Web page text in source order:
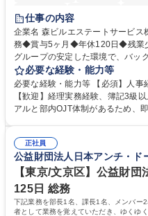
経験者歓迎
完全週休2日制
交通費支給
仕事の内容
企業名 森ビルエステートサービス株式会社 求人名 【森ビ
務◆賞与5ヶ月◆年休120日◆残業少なめ◆リ
グループの安定した環境で、バッ
をお任せします。 労務と総務の業
度改定などのコア業務にも挑戦できる
理、給与計算、社会保険手続き、
き、社内規定の改定や人事制度改
でも質問・相談できる環境が整って
集職種 【森ビルG】人事・総務◆
リモート可
必要な経験・能力等
必要な経験・能力等 【必須】人
【歓迎】経理実務経験、簿記3級
アルと部内OJT体制があるため、
務に挑戦できるため、自身の成長
きます。 残業少なめ、週1日リモ
ち長期活躍できる環境です。 「
キャリアを築きたい」という前向
歴・資格 学歴：大学院 大学 高専
簿記検定1級 日商簿記検定2級 日
正社員
公益財団法人日本アンチ・ド
【東京/文京区】公益財
125日 総務
下記業務を部長1名、課長1名、メンバー
者として業務を覚えていただき、ゆくゆ